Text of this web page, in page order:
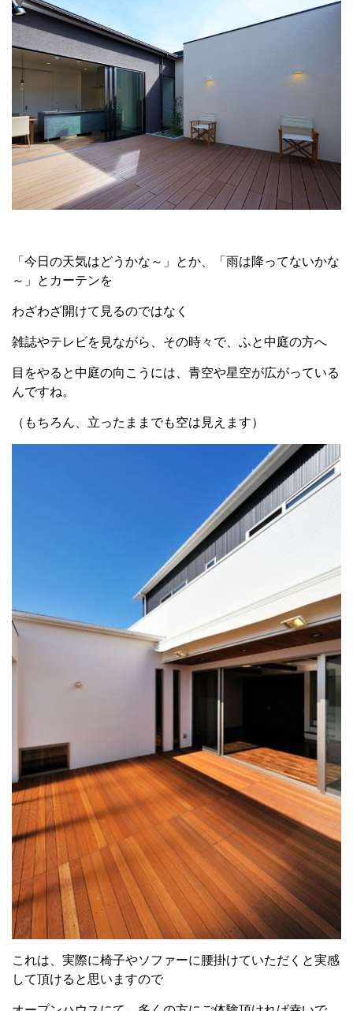
「今日の天気はどうかな～」とか、「雨は降ってないかな
～」とカーテンを
わざわざ開けて見るのではなく
雑誌やテレビを見ながら、その時々で、ふと中庭の方へ
目をやると中庭の向こうには、青空や星空が広がっている
んですね。
（もちろん、立ったままでも空は見えます）
これは、実際に椅子やソファーに腰掛けていただくと実感
して頂けると思いますので